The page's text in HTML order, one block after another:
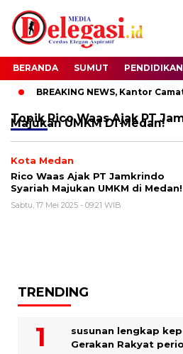
BERANDA SUMUT PENDIDIKAN
BREAKING NEWS, Kantor
TopikRico Waas Ajak PT
Majukan UMKM Di Medan!
Kota Medan
Rico Waas Ajak PT Jamkrindo
Syariah Majukan UMKM di Medan!
Sabtu, 17 Mei 2025 - 09:21 WIB
TRENDING
susunan lengkap
Gerakan Rakyat